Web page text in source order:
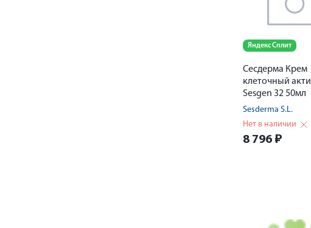
Яндекс Сплит
Сесдерма Крем
клеточный
Sesgen 32 50мл
Sesderma S.L.
Нет в наличии
8 796 ₽